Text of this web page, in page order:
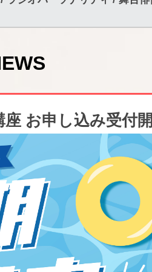
お申し込み受付